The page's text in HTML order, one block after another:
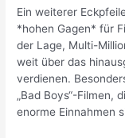
Ein weiterer
*hohen Gagen* für
der Lage, Multi-
weit über das
verdienen.
„Bad Boys“-Filmen,
enorme Einnahmen